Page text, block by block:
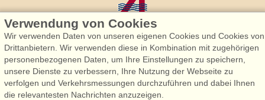
Admiral Strand Feriehuse, Lønne
Houstrupvej 170, Lønne
6830 Nørre Nebel
Verwendung von Cookies
Wir verwenden Daten von unseren eigenen Cookies und Cookies von
Drittanbietern. Wir verwenden diese in Kombination mit zugehörigen
personenbezogenen Daten, um Ihre Einstellungen zu speichern,
unsere Dienste zu verbessern, Ihre Nutzung der Webseite zu
verfolgen und Verkehrsmessungen durchzuführen und dabei Ihnen
die relevantesten Nachrichten anzuzeigen.